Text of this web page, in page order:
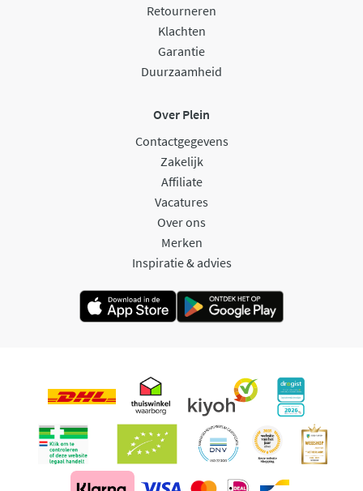
Retourneren
Klachten
Garantie
Duurzaamheid
Over Plein
Contactgegevens
Zakelijk
Affiliate
Vacatures
Over ons
Merken
Inspiratie & advies